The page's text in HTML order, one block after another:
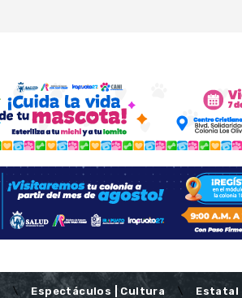
Espectáculos | Cultura Estatal